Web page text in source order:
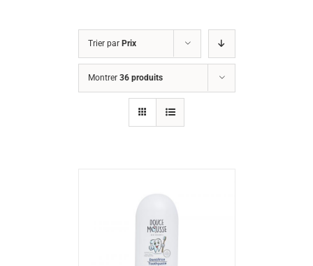
Trier par Prix
Montrer 36 produits